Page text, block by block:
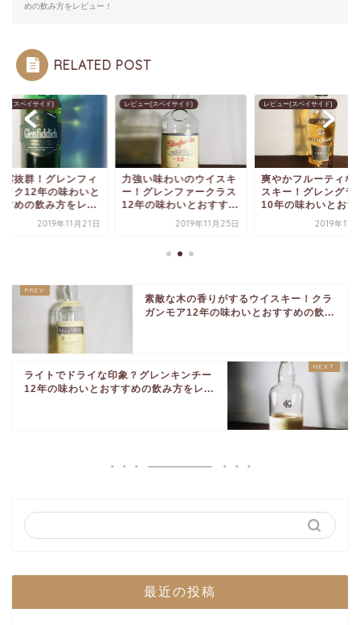
めの飲み方をレビュー！
RELATED POST
ー(スペイサイド)
パ抜群！グレンフィ
ック12年の味わいと
すめの飲み方をレ...
2019年11月21日
レビュー(スペイサイド)
力強い味わいのウイスキ
ー！グレンファークラス
12年の味わいとおすす...
2019年11月25日
レビュー(スペイサイド)
爽やかフルーティな
スキー！グレングラ
10年の味わいとおす
2019年11
素敵な木の香りがするウイスキー！クラ
ガンモア12年の味わいとおすすめの飲...
ライトでドライな印象？グレンキンチー
12年の味わいとおすすめの飲み方をレ...
最近の投稿